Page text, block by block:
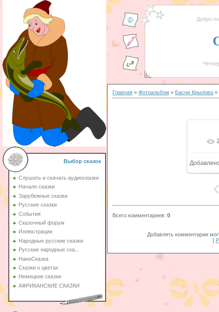
Выбор сказок
Слушать и скачать аудиосказки
Начало сказки
Зарубежные сказки
Русские сказки
События
Сказочный форум
Иллюстрации
Народные русские сказки
Русские народные ска...
НаноСказка
Сказки о цветах
Немецкие сказки
АФРИКАНСКИЕ СКАЗКИ
Добро
Главная » Фотоальбом » Басни Крылова »
Всего комментариев: 0
Добавлять комментарии
[